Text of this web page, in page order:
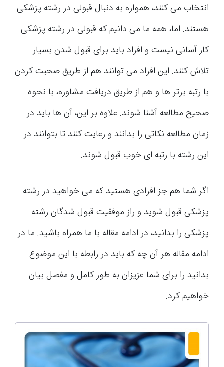
انتخاب می کنند، همواره به دنبال قبولی در رشته پزشکی
هستند. اما، همه ما می دانیم که قبولی در رشته پزشکی
کار آسانی نیست و افراد باید برای قبول شدن بسیار
تلاش کنند. این افراد می توانند هم از طریق صحبت کردن
با رتبه برتر ها و هم از طریق دریافت مشاوره، با نحوه
صحیح مطالعه آشنا شوند. علاوه بر این، آن ها باید در
زمان مطالعه نکاتی را بدانند و رعایت کنند تا بتوانند در
این رشته با رتبه ای خوب قبول شوند.
اگر شما هم جز افرادی هستید که می خواهید در رشته
پزشکی قبول شوید و راز موفقیت قبول شدگان رشته
پزشکی را بدانید، در ادامه مقاله با ما همراه باشید. ما در
ادامه مقاله هر آن چه که باید در رابطه با این موضوع
بدانید را برای شما عزیزان به طور کامل و مفصل بیان
خواهیم کرد.